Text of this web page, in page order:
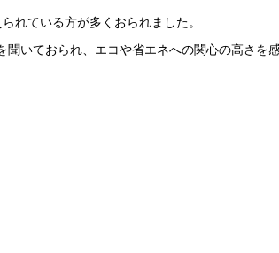
れている方が多くおられました。
聞いておられ、エコや省エネへの関心の高さを